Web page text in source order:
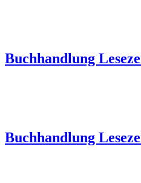
Buchhandlung
Buchhandlung